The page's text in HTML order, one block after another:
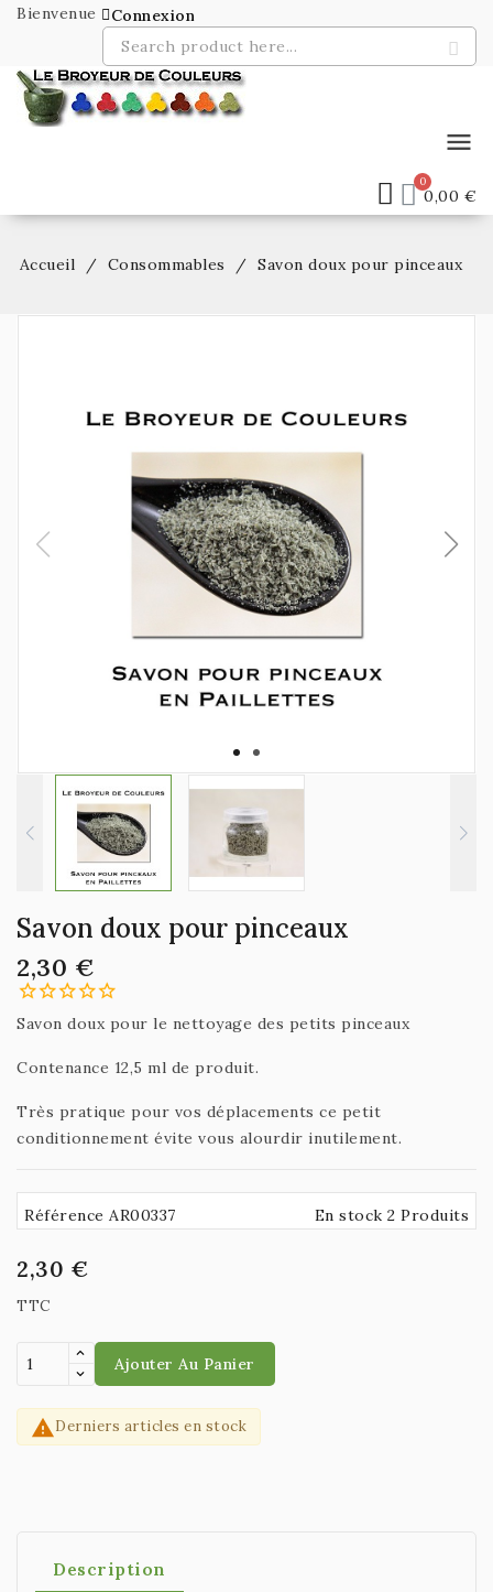
Bienvenue Connexion
menu
0,00 €
Accueil Consommables Savon doux pour pinceaux
Savon doux pour pinceaux
2,30 €
Savon doux pour le nettoyage des petits pinceaux
Contenance 12,5 ml de produit.
Très pratique pour vos déplacements ce petit
conditionnement évite vous alourdir inutilement.
Référence AR00337 En stock 2 Produits
2,30 €
TTC
Ajouter Au Panier
Derniers articles en stock
Description